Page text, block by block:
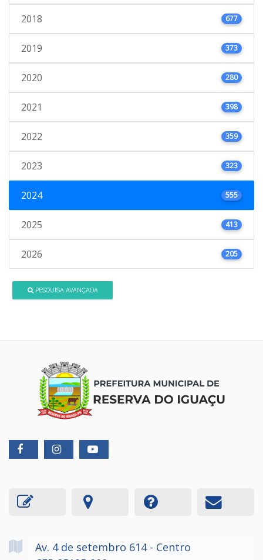
2018 677
2019 373
2020 280
2021 398
2022 359
2023 323
2024 555
2025 413
2026 205
PESQUISA AVANÇADA
Av. 4 de setembro 614 - Centro